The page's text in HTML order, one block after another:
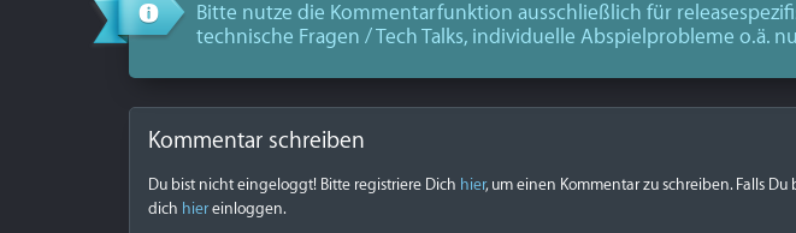
Bitte nutze die Kommentarfunktion ausschließlich für
technische Fragen / Tech Talks, individuelle Abspielprobleme o.ä.
Kommentar schreiben
Du bist nicht eingeloggt! Bitte registriere Dich hier, um einen Kommentar zu schreiben. Falls
dich hiereinloggen.